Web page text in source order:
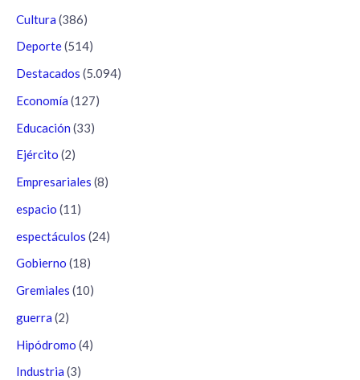
Cultura (386)
Deporte(514)
Destacados (5.094)
Economía (127)
Educación (33)
Ejército (2)
Empresariales (8)
espacio (11)
espectáculos (24)
Gobierno (18)
Gremiales (10)
guerra (2)
Hipódromo (4)
Industria (3)